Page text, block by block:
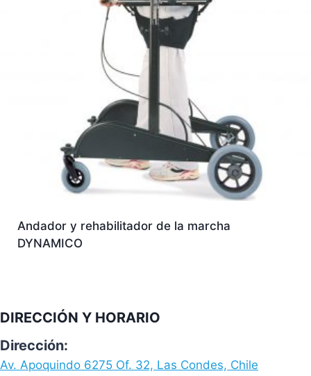
Andador y rehabilitador de la marcha
DYNAMICO
DIRECCIÓN Y HORARIO
Dirección:
Av. Apoquindo 6275 Of. 32, Las Condes, Chile